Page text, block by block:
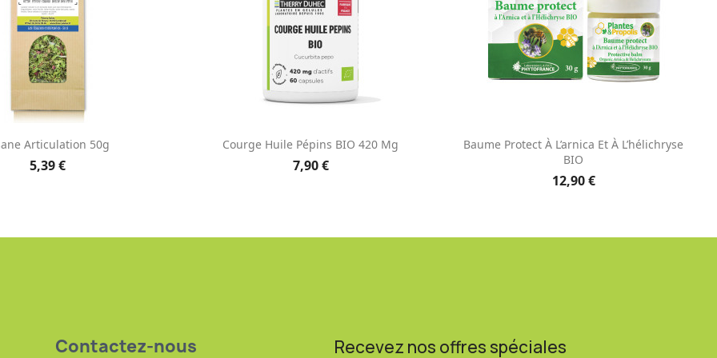
Aperçu rapide
Articulation 50g
5,39 €
Aperçu rapide
Courge Huile Pépins BIO 420 Mg
7,90 €
Aperçu rapide
Baume Protect À L’arnica Et À L’hélichryse
BIO
12,90 €
Contactez-nous Recevez nos offres spéciales